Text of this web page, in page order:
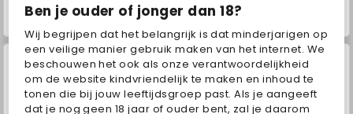
Ben je ouder of jonger dan 18?
Wij begrijpen dat het belangrijk is dat minderjarigen op
een veilige manier gebruik maken van het internet. We
beschouwen het ook als onze verantwoordelijkheid
om de website kindvriendelijk te maken en inhoud te
tonen die bij jouw leeftijdsgroep past. Als je aangeeft
dat je nog geen 18 jaar of ouder bent, zal je daarom
Car Parking City Duel